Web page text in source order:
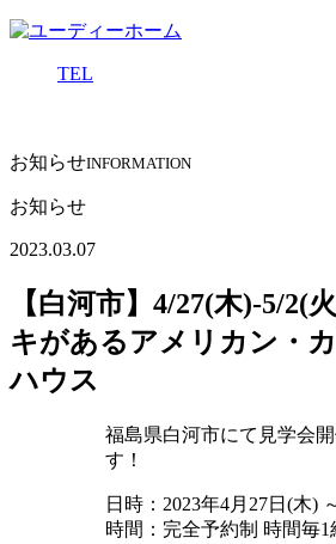
TEL
お知らせINFORMATION
お知らせ
2023.03.07
【白河市】4/27(木)-5/2(
キがあるアメリカン・
ハウス
福島県白河市にて見学会
す！
日時：2023年4月27日(木)
時間：完全予約制 時間毎1